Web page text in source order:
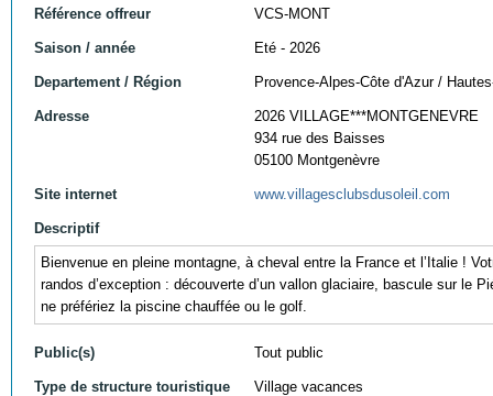
Référence offreur VCS-MONT
Saison / année Eté - 2026
Departement / Région Provence-Alpes-Côte d'Azur /
Adresse
2026 VILLAGE***MONTGENEVRE
934 rue des Baisses
05100 Montgenèvre
Site internet www.villagesclubsdusoleil.com
Descriptif
Bienvenue en pleine montagne, à cheval entre la France et l’Italie !
randos d’exception : découverte d’un vallon glaciaire, bascule sur
ne préfériez la piscine chauffée ou le golf.
Public(s) Tout public
Type de structure touristique Village vacances